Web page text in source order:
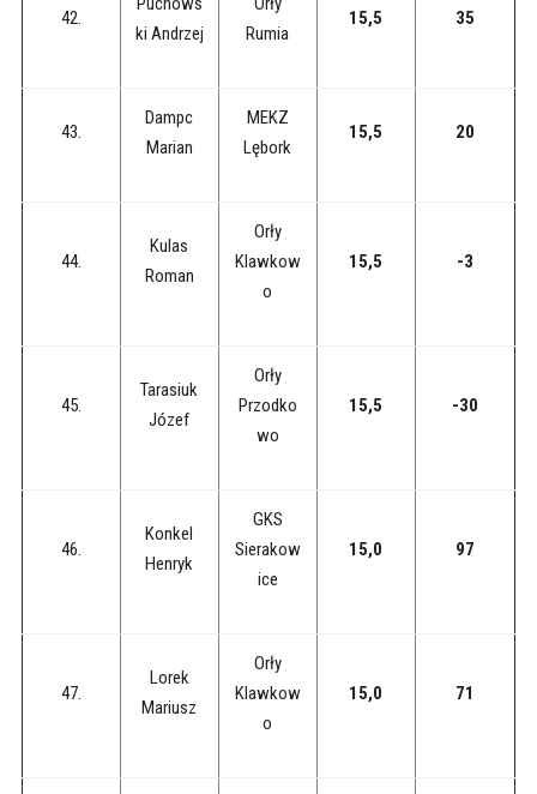
42.
ki Andrzej
Rumia
15,5 35
43.
Dampc
Marian
MEKZ
Lębork
15,5 20
44.
Kulas
Roman
Orły
Klawkow
o
15,5 -3
45.
Tarasiuk
Józef
Orły
Przodko
wo
15,5 -30
46.
Konkel
Henryk
GKS
Sierakow
ice
15,0 97
47.
Lorek
Mariusz
Orły
Klawkow
o
15,0 71